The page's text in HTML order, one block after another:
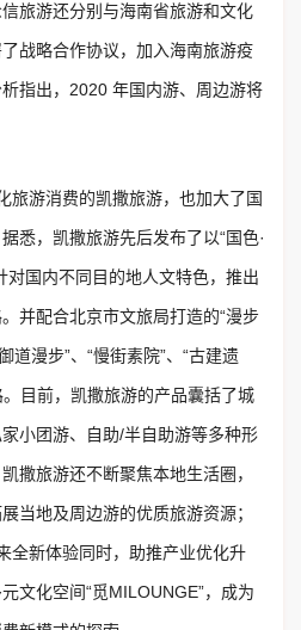
旅游还分别与海南省旅游和文化
战略合作协议，加入海南旅游疫
指出，2020 年国内游、周边游将
旅游消费的凯撒旅游，也加大了国
悉，凯撒旅游先后发布了以“国色·
对国内不同目的地人文特色，推出
并配合北京市文旅局打造的“漫步
道漫步”、“慢街素院”、“古建遗
。目前，凯撒旅游的产品囊括了城
小团游、自助/半自助游等多种形
撒旅游还不断聚焦本地生活圈，
当地及周边游的优质旅游资源；
全新体验同时，助推产业优化升
文化空间“觅MILOUNGE”，成为